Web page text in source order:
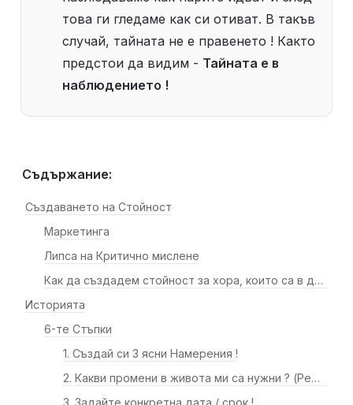
това ги гледаме как си отиват. В такъв
случай, тайната не е правенето ! Както
предстои да видим - Тайната е в
наблюдението !
Съдържание:
Създаването на Стойност
Маркетинга
Липса на Критично мислене
Как да създадем стойност за хора, които са в дълбока заблуда относно истинските си нужди?
Историята
6-те Стъпки
1. Създай си 3 ясни Намерения !
2. Какви промени в живота ми са нужни ? (Решете какво сте готови да дадете в замяна)